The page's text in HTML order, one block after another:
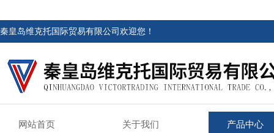
秦皇岛维克托国际贸易有限公司欢迎您！
网站首页 关于我们 产品中心